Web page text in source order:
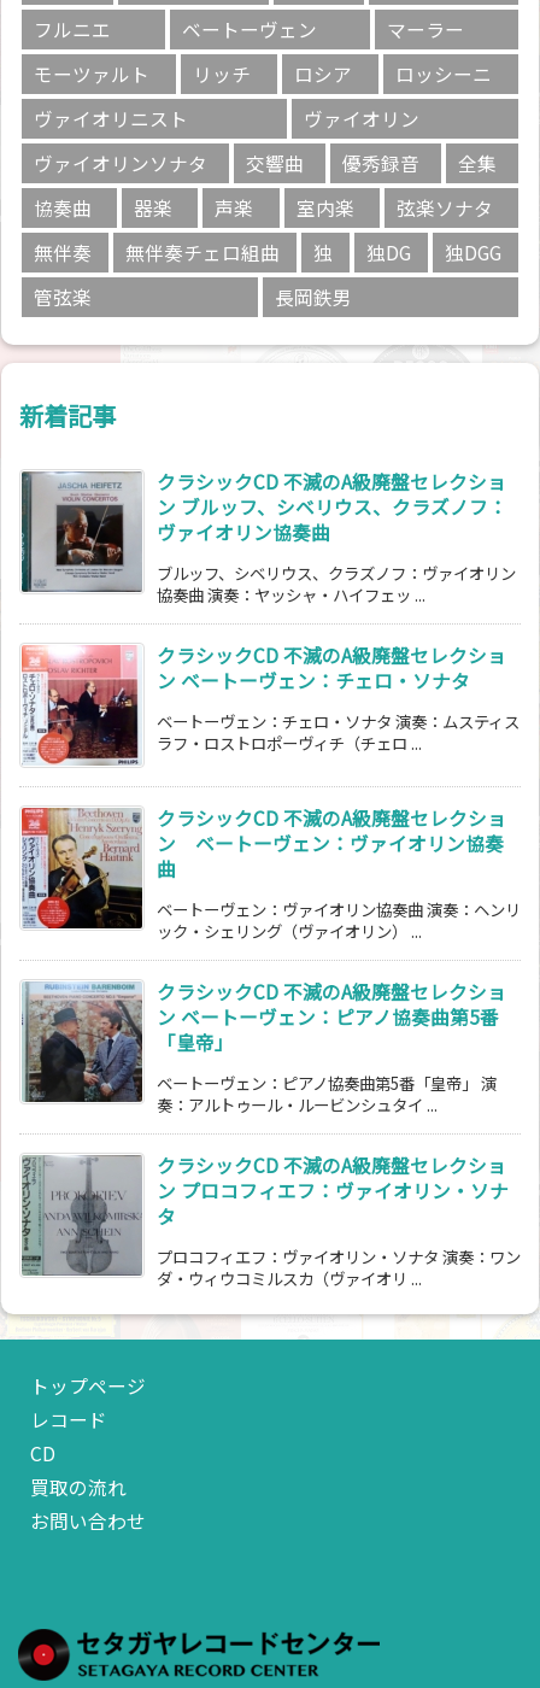
フルニエ
ベートーヴェン
マーラー
モーツァルト
リッチ ロシア
ロッシーニ
ヴァイオリニスト
ヴァイオリン
ヴァイオリンソナタ
交響曲 優秀録音
全集
協奏曲
器楽 声楽 室内楽
弦楽ソナタ
無伴奏
無伴奏チェロ組曲 独 独DG
独DGG
管弦楽
長岡鉄男
新着記事
クラシックCD 不滅のA級廃盤セレクショ
ン ブルッフ、シベリウス、クラズノフ：
ヴァイオリン協奏曲
ブルッフ、シベリウス、クラズノフ：ヴァイオリン
協奏曲 演奏：ヤッシャ・ハイフェッ ...
クラシックCD 不滅のA級廃盤セレクショ
ン ベートーヴェン：チェロ・ソナタ
ベートーヴェン：チェロ・ソナタ 演奏：ムスティス
ラフ・ロストロポーヴィチ（チェロ ...
クラシックCD 不滅のA級廃盤セレクショ
ン ベートーヴェン：ヴァイオリン協奏
曲
ベートーヴェン：ヴァイオリン協奏曲 演奏：ヘンリ
ック・シェリング（ヴァイオリン） ...
クラシックCD 不滅のA級廃盤セレクショ
ン ベートーヴェン：ピアノ協奏曲第5番
「皇帝」
ベートーヴェン：ピアノ協奏曲第5番「皇帝」 演
奏：アルトゥール・ルービンシュタイ ...
クラシックCD 不滅のA級廃盤セレクショ
ン プロコフィエフ：ヴァイオリン・ソナ
タ
プロコフィエフ：ヴァイオリン・ソナタ 演奏：ワン
ダ・ウィウコミルスカ（ヴァイオリ ...
トップページ
レコード
CD
買取の流れ
お問い合わせ